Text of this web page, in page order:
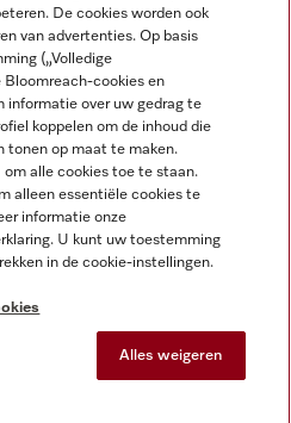
De cookies worden ook
van advertenties. Op basis
(„Volledige
Bloomreach-cookies en
informatie over uw gedrag te
koppelen om de inhoud die
tonen op maat te maken.
alle cookies toe te staan.
alleen essentiële cookies te
informatie onze
U kunt uw toestemming
in de cookie-instellingen.
Alles weigeren